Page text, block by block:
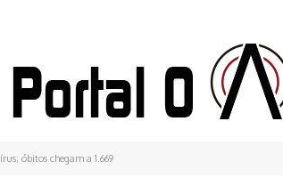
óbitos chegam a 1.669